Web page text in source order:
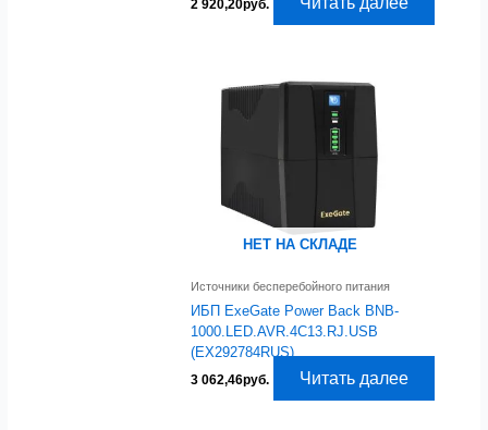
2 920,20руб.
НЕТ НА СКЛАДЕ
Источники бесперебойного питания
ИБП ExeGate Power Back BNB-
1000.LED.AVR.4C13.RJ.USB
(EX292784RUS)
3 062,46руб. Читать далее